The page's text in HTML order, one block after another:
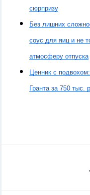
сюрпризу
Без лишних
соус для яиц и не
атмосферу отпуска
Ценник с
Гранта за 750 тыс.